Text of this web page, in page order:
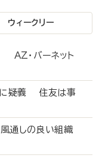
ウィークリー
AZ・バーネット
に疑義 住友は事
通しの良い組織